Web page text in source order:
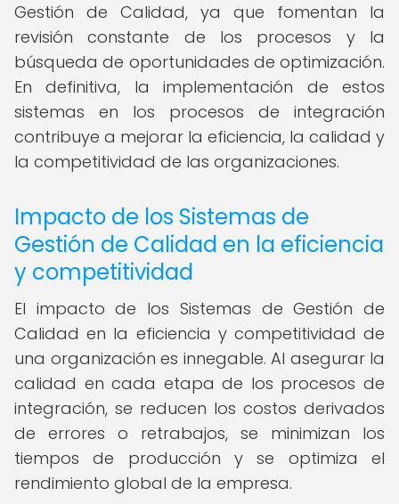
Gestión de Calidad, ya que fomentan la
revisión constante de los procesos y la
búsqueda de oportunidades de optimización.
En definitiva, la implementación de estos
sistemas en los procesos de integración
contribuye a mejorar la eficiencia, la calidad y
la competitividad de las organizaciones.
Impacto de los Sistemas de
Gestión de Calidad en la eficiencia
y competitividad
El impacto de los Sistemas de Gestión de
Calidad en la eficiencia y competitividad de
una organización es innegable. Al asegurar la
calidad en cada etapa de los procesos de
integración, se reducen los costos derivados
de errores o retrabajos, se minimizan los
tiempos de producción y se optimiza el
rendimiento global de la empresa.